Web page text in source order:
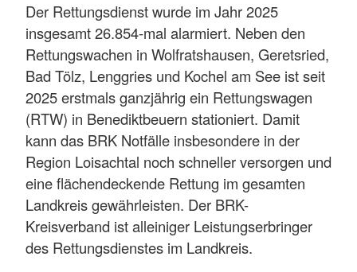
Der Rettungsdienst wurde im Jahr 2025
insgesamt 26.854-mal alarmiert. Neben den
Rettungswachen in Wolfratshausen, Geretsried,
Bad Tölz, Lenggries und Kochel am See ist seit
2025 erstmals ganzjährig ein Rettungswagen
(RTW) in Benediktbeuern stationiert. Damit
kann das BRK Notfälle insbesondere in der
Region Loisachtal noch schneller versorgen und
eine flächendeckende Rettung im gesamten
Landkreis gewährleisten. Der BRK-
Kreisverband ist alleiniger Leistungserbringer
des Rettungsdienstes im Landkreis.